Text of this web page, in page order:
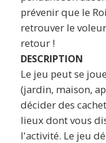
prévenir que le
retrouver le
retour !
DESCRIPTION
Le jeu peut se
(jardin, maison,
décider des
lieux dont vous
l'activité. Le jeu